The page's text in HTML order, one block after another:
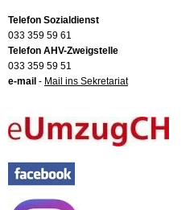
Telefon Sozialdienst
033 359 59 61
Telefon AHV-Zweigstelle
033 359 59 51
e-mail - Mail ins Sekretariat